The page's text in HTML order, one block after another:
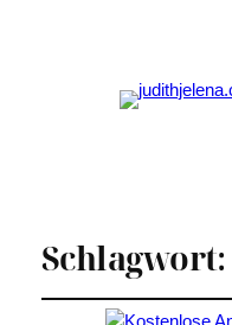
Schlagwort: